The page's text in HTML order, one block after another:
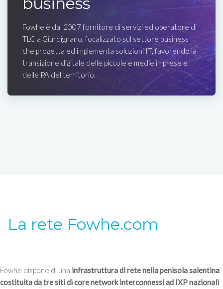
Fowhe è dal 2007 fornitore di servizi ed operatore di
TLC a Giurdignano, focalizzato sul settore business
che progetta ed implementa soluzioni IT, favorendo la
transizione digitale delle piccole e medie imprese e
delle PA del territorio.
La rete Fowhe.com
Fowhe dispone di una infrastruttura di rete nella penisola salentina
costituita da tre siti di core network interconnessi ad IXP nazionali